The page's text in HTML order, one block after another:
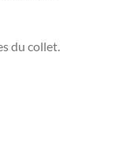
du collet.